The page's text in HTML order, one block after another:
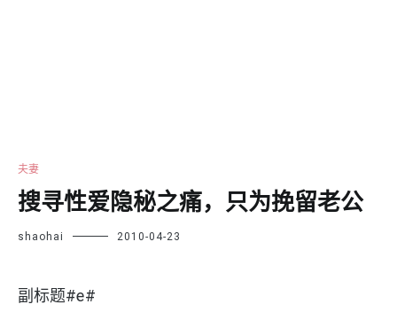
夫妻
搜寻性爱隐秘之痛，只为挽留老公
shaohai 2010-04-23
副标题#e#